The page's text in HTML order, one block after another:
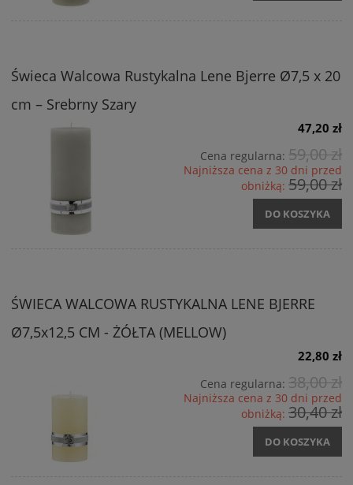
Świeca Walcowa Rustykalna Lene Bjerre Ø7,5 x 20
cm – Srebrny Szary
47,20 zł
Cena regularna: 59,00 zł
Najniższa cena z 30 dni przed
obniżką: 59,00 zł
DO KOSZYKA
ŚWIECA WALCOWA RUSTYKALNA LENE BJERRE
Ø7,5x12,5 CM - ŻÓŁTA (MELLOW)
22,80 zł
Cena regularna: 38,00 zł
Najniższa cena z 30 dni przed
obniżką: 30,40 zł
DO KOSZYKA